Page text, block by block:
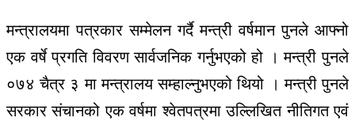
मन्त्रालयमा पत्रकार सम्मेलन गर्दै मन्त्री वर्षमान पुनले आफ्नो
एक वर्षे प्रगति विवरण सार्वजनिक गर्नुभएको हो । मन्त्री पुनले
०७४ चैत्र ३ मा मन्त्रालय सम्हाल्नुभएको थियो । मन्त्री पुनले
सरकार संचानको एक वर्षमा श्वेतपत्रमा उल्लिखित नीतिगत एवं